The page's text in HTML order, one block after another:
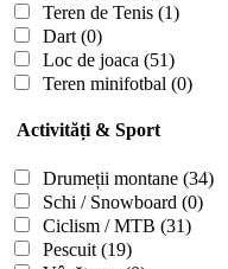
Teren de Tenis (1)
Dart (0)
Loc de joaca (51)
Teren minifotbal (0)
Activități & Sport
Drumeții montane (34)
Schi / Snowboard (0)
Ciclism / MTB (31)
Pescuit(19)